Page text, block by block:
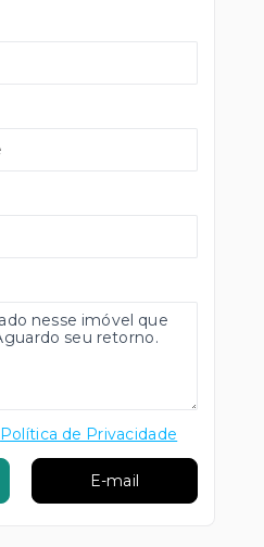
Política de Privacidade
E-mail